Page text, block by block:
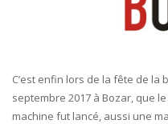
C’est enfin lors de la fête de
septembre 2017 à Bozar, que
machine fut lancé, aussi une